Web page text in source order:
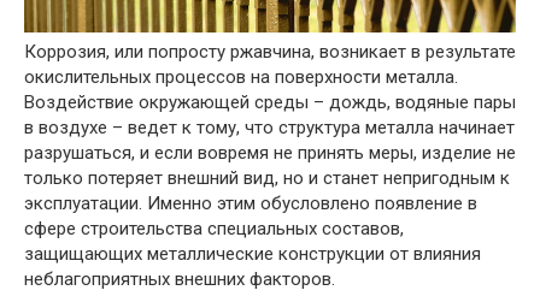
Коррозия, или попросту ржавчина, возникает в результате
окислительных процессов на поверхности металла.
Воздействие окружающей среды – дождь, водяные пары
в воздухе – ведет к тому, что структура металла начинает
разрушаться, и если вовремя не принять меры, изделие не
только потеряет внешний вид, но и станет непригодным к
эксплуатации. Именно этим обусловлено появление в
сфере строительства специальных составов,
защищающих металлические конструкции от влияния
неблагоприятных внешних факторов.